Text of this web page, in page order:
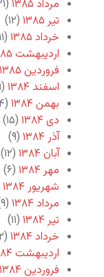
مرداد ۱۳۸۵
(۳۱)
تیر ۱۳۸۵
(۱۲)
خرداد ۱۳۸۵
(۱۱)
اردیبهشت ۱۳۸۵
فروردین ۱۳۸۵
اسفند ۱۳۸۴
(۹)
بهمن ۱۳۸۴
(۱۴)
دی ۱۳۸۴
(۱۵)
آذر ۱۳۸۴
(۹)
آبان ۱۳۸۴
(۱۲)
مهر ۱۳۸۴
(۶)
شهریور ۱۳۸۴
مرداد ۱۳۸۴
(۹)
تیر ۱۳۸۴
(۱۱)
خرداد ۱۳۸۴
(۱۲)
اردیبهشت ۱۳۸۴
فروردین ۱۳۸۴